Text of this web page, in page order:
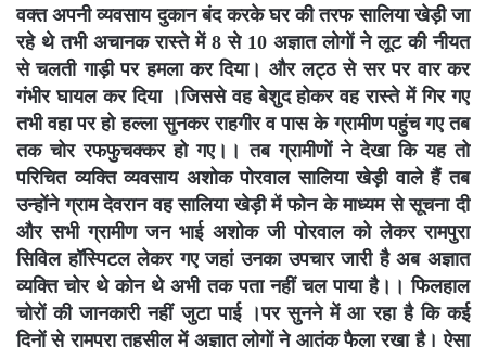
वक्त अपनी व्यवसाय दुकान बंद करके घर की तरफ सालिया खेड़ी जा
रहे थे तभी अचानक रास्ते में 8 से 10 अज्ञात लोगों ने लूट की नीयत
से चलती गाड़ी पर हमला कर दिया। और लट्ठ से सर पर वार कर
गंभीर घायल कर दिया ।जिससे वह बेशुद होकर वह रास्ते में गिर गए
तभी वहा पर हो हल्ला सुनकर राहगीर व पास के ग्रामीण पहुंच गए तब
तक चोर रफफुचक्कर हो गए।। तब ग्रामीणों ने देखा कि यह तो
परिचित व्यक्ति व्यवसाय अशोक पोरवाल सालिया खेड़ी वाले हैं तब
उन्होंने ग्राम देवरान वह सालिया खेड़ी में फोन के माध्यम से सूचना दी
और सभी ग्रामीण जन भाई अशोक जी पोरवाल को लेकर रामपुरा
सिविल हॉस्पिटल लेकर गए जहां उनका उपचार जारी है अब अज्ञात
व्यक्ति चोर थे कोन थे अभी तक पता नहीं चल पाया है।। फिलहाल
चोरों की जानकारी नहीं जुटा पाई ।पर सुनने में आ रहा है कि कई
दिनों से रामपुरा तहसील में अज्ञात लोगों ने आतंक फैला रखा है। ऐसा